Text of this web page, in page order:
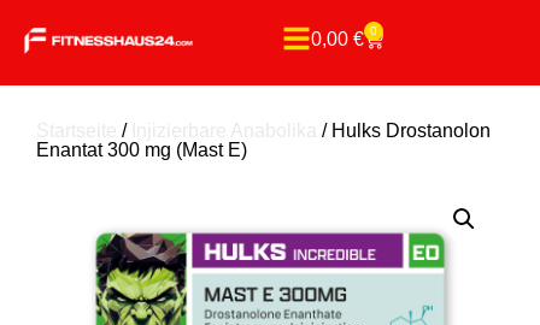
0,00 € 0
/
/ Hulks Drostanolon
Enantat 300 mg (Mast E)